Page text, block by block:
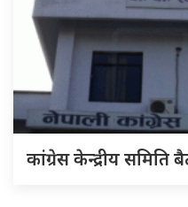
कांग्रेस केन्द्रीय समिति